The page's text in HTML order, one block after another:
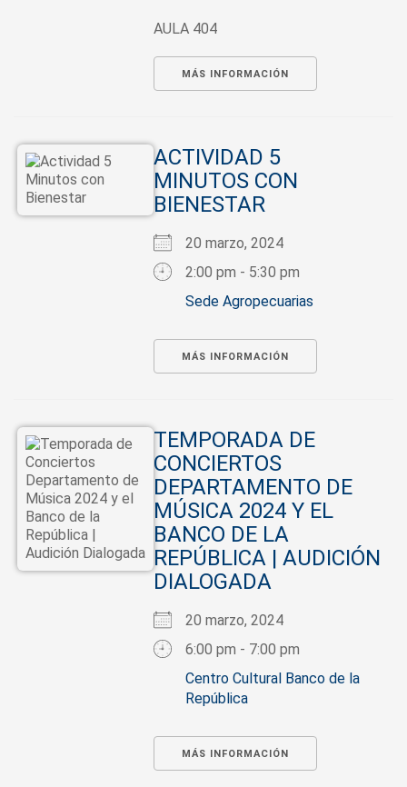
AULA 404
MÁS INFORMACIÓN
ACTIVIDAD 5
MINUTOS CON
BIENESTAR
20 marzo, 2024
2:00 pm - 5:30 pm
Sede Agropecuarias
MÁS INFORMACIÓN
TEMPORADA DE
CONCIERTOS
DEPARTAMENTO DE
MÚSICA 2024 Y EL
BANCO DE LA
REPÚBLICA | AUDICIÓN
DIALOGADA
20 marzo, 2024
6:00 pm - 7:00 pm
Centro Cultural Banco de la
República
MÁS INFORMACIÓN